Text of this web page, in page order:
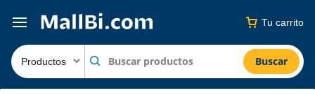
Tu carrito
Buscar